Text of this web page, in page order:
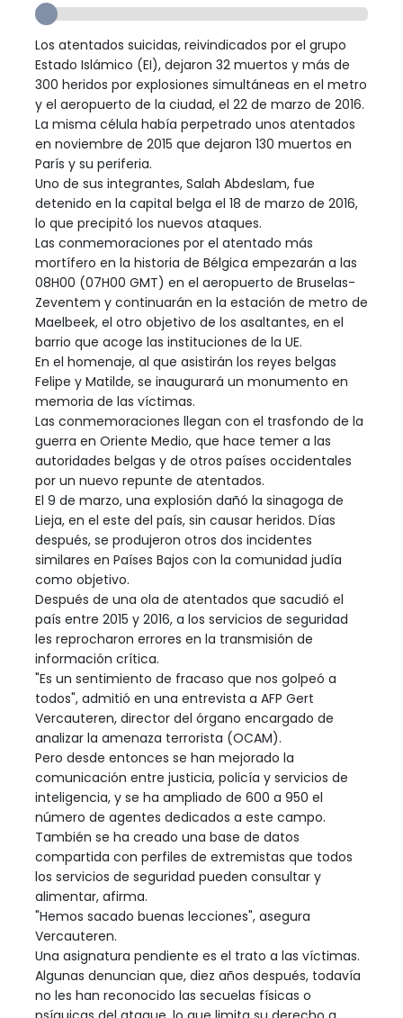
Los atentados suicidas, reivindicados por el grupo
Estado Islámico (EI), dejaron 32 muertos y más de
300 heridos por explosiones simultáneas en el metro
y el aeropuerto de la ciudad, el 22 de marzo de 2016.
La misma célula había perpetrado unos atentados
en noviembre de 2015 que dejaron 130 muertos en
París y su periferia.
Uno de sus integrantes, Salah Abdeslam, fue
detenido en la capital belga el 18 de marzo de 2016,
lo que precipitó los nuevos ataques.
Las conmemoraciones por el atentado más
mortífero en la historia de Bélgica empezarán a las
08H00 (07H00 GMT) en el aeropuerto de Bruselas-
Zeventem y continuarán en la estación de metro de
Maelbeek, el otro objetivo de los asaltantes, en el
barrio que acoge las instituciones de la UE.
En el homenaje, al que asistirán los reyes belgas
Felipe y Matilde, se inaugurará un monumento en
memoria de las víctimas.
Las conmemoraciones llegan con el trasfondo de la
guerra en Oriente Medio, que hace temer a las
autoridades belgas y de otros países occidentales
por un nuevo repunte de atentados.
El 9 de marzo, una explosión dañó la sinagoga de
Lieja, en el este del país, sin causar heridos. Días
después, se produjeron otros dos incidentes
similares en Países Bajos con la comunidad judía
como objetivo.
Después de una ola de atentados que sacudió el
país entre 2015 y 2016, a los servicios de seguridad
les reprocharon errores en la transmisión de
información crítica.
"Es un sentimiento de fracaso que nos golpeó a
todos", admitió en una entrevista a AFP Gert
Vercauteren, director del órgano encargado de
analizar la amenaza terrorista (OCAM).
Pero desde entonces se han mejorado la
comunicación entre justicia, policía y servicios de
inteligencia, y se ha ampliado de 600 a 950 el
número de agentes dedicados a este campo.
También se ha creado una base de datos
compartida con perfiles de extremistas que todos
los servicios de seguridad pueden consultar y
alimentar, afirma.
"Hemos sacado buenas lecciones", asegura
Vercauteren.
Una asignatura pendiente es el trato a las víctimas.
Algunas denuncian que, diez años después, todavía
no les han reconocido las secuelas físicas o